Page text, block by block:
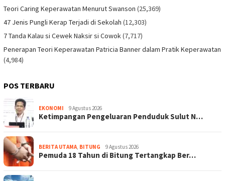
Teori Caring Keperawatan Menurut Swanson (25,369)
47 Jenis Pungli Kerap Terjadi di Sekolah (12,303)
7 Tanda Kalau si Cewek Naksir si Cowok(7,717)
Penerapan Teori Keperawatan Patricia Banner dalam Pratik Keperawatan
(4,984)
POS TERBARU
EKONOMI 9 Agustus 2026
Ketimpangan Pengeluaran Penduduk Sulut N…
BERITA UTAMA BITUNG 9 Agustus 2026
Pemuda 18 Tahun di Bitung Tertangkap Ber…